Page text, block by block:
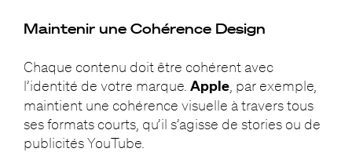
Maintenir une Cohérence Design
Chaque contenu doit être cohérent avec
l’identité de votre marque. Apple, par exemple,
maintient une cohérence visuelle à travers tous
ses formats courts, qu’il s’agisse de stories ou de
publicités YouTube.